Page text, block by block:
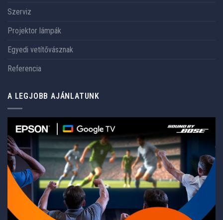
Szerviz
Projektor lámpák
Egyedi vetítővásznak
Referencia
A LEGJOBB AJÁNLATUNK